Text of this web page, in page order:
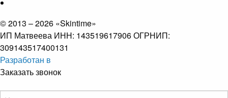
© 2013 – 2026 «Skintime»
ИП Матвеева ИНН: 143519617906 ОГРНИП:
309143517400131
Разработан в
Заказать звонок